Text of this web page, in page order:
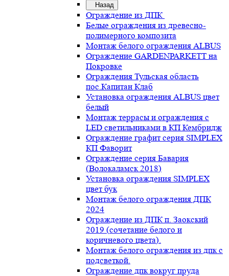
Назад
Ограждение из ДПК
Белые ограждения из древесно-
полимерного композита
Монтаж белого ограждения ALBUS
Ограждение GARDENPARKETT на
Покровке
Ограждения Тульская область
пос.Капитан Клаб
Установка ограждения ALBUS цвет
белый
Монтаж террасы и ограждения с
LED светильниками в КП Кембридж
Ограждение графит серия SIMPLEX
КП Фаворит
Ограждение серия Бавария
(Волокаламск 2018)
Установка ограждения SIMPLEX
цвет бук
Монтаж белого ограждения ДПК
2024
Ограждение из ДПК п. Заокский
2019 (сочетание белого и
коричневого цвета).
Монтаж белого ограждения из дпк с
подсветкой.
Ограждение дпк вокруг пруда